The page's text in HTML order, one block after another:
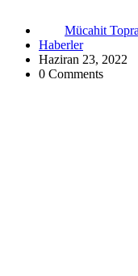
Mücahit
Haberler
Haziran 23, 2022
0 Comments